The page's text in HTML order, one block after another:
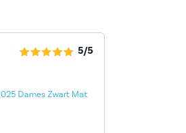
5/5
Dames Zwart Mat